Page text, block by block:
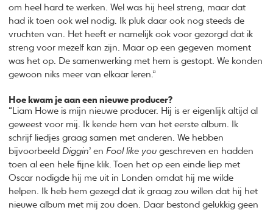
om heel hard te werken. Wel was hij heel streng, maar dat
had ik toen ook wel nodig. Ik pluk daar ook nog steeds de
vruchten van. Het heeft er namelijk ook voor gezorgd dat ik
streng voor mezelf kan zijn. Maar op een gegeven moment
was het op. De samenwerking met hem is gestopt. We konden
gewoon niks meer van elkaar leren.”
Hoe kwam je aan een nieuwe producer?
“Liam Howe is mijn nieuwe producer. Hij is er eigenlijk altijd al
geweest voor mij. Ik kende hem van het eerste album. Ik
schrijf liedjes graag samen met anderen. We hebben
bijvoorbeeld Diggin’ en Fool like yougeschreven en hadden
toen al een hele fijne klik. Toen het op een einde liep met
Oscar nodigde hij me uit in Londen omdat hij me wilde
helpen. Ik heb hem gezegd dat ik graag zou willen dat hij het
nieuwe album met mij zou doen. Daar bestond gelukkig geen